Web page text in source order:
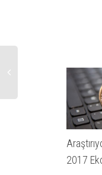
2017